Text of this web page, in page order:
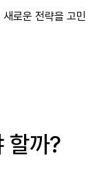
로운 전략을 고민
할까?